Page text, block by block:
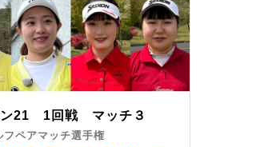
ン21 1回戦 マッチ３
フペアマッチ選手権